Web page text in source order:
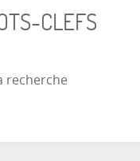
CLEFS
recherche